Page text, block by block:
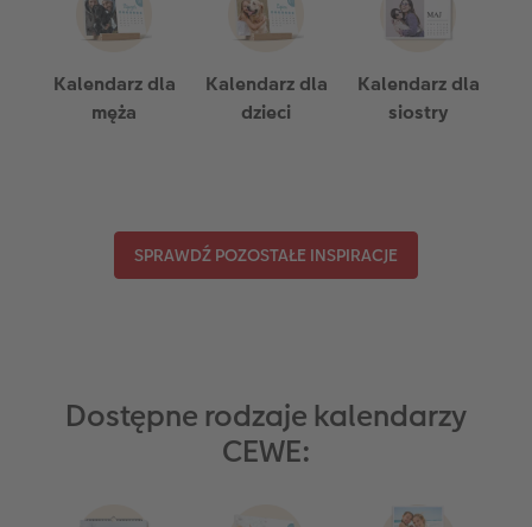
Kalendarz dla
męża
Kalendarz dla
dzieci
Kalendarz dla
siostry
SPRAWDŹ POZOSTAŁE INSPIRACJE
Dostępne rodzaje kalendarzy
CEWE: